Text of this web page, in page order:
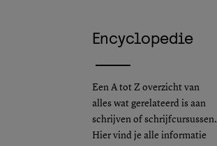
Wedstrijd
Magazine
Editio Producties
Encyclopedie
Een A tot Z overzicht van
alles wat gerelateerd is aan
schrijven of schrijfcursussen.
Hier vind je alle informatie